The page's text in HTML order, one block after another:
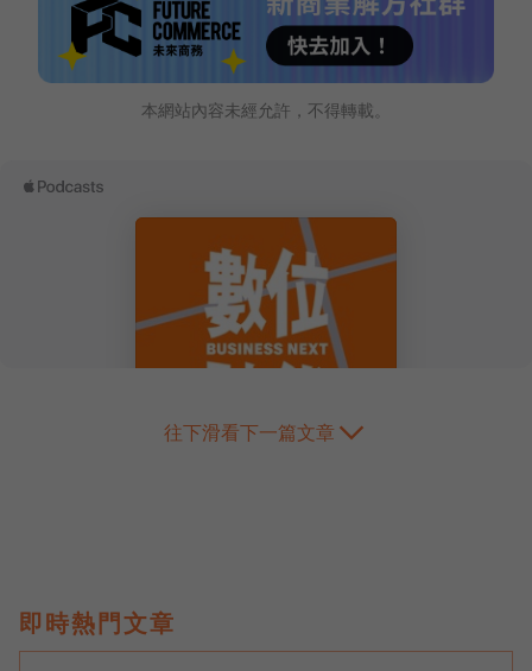
本網站內容未經允許，不得轉載。
往下滑看下一篇文章
即時熱門文章